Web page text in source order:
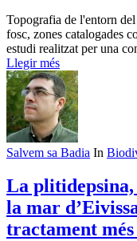
Topografia de l'entorn
fosc, zones catalogades
estudi realitzat per una
Llegir més
Salvem sa Badia In
La plitidepsina,
la mar
tractament